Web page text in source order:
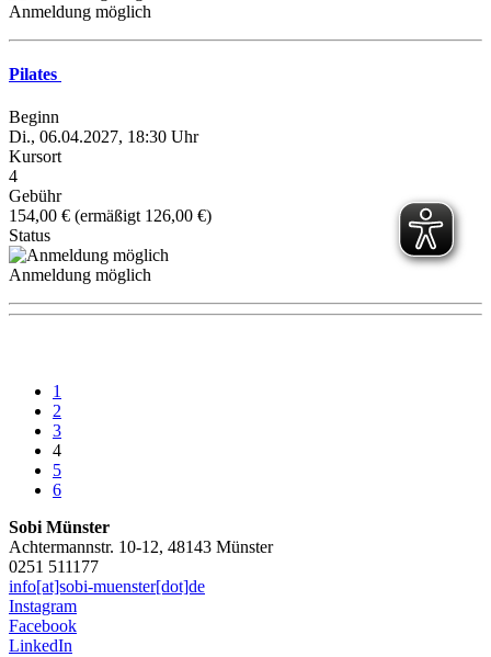
Anmeldung möglich
Pilates
Beginn
Di., 06.04.2027, 18:30 Uhr
Kursort
4
Gebühr
154,00 € (ermäßigt 126,00 €)
Status
Anmeldung möglich
1
2
3
4
5
6
Sobi Münster
Achtermannstr. 10-12, 48143 Münster
0251 511177
info[at]sobi-muenster[dot]de
Instagram
Facebook
LinkedIn